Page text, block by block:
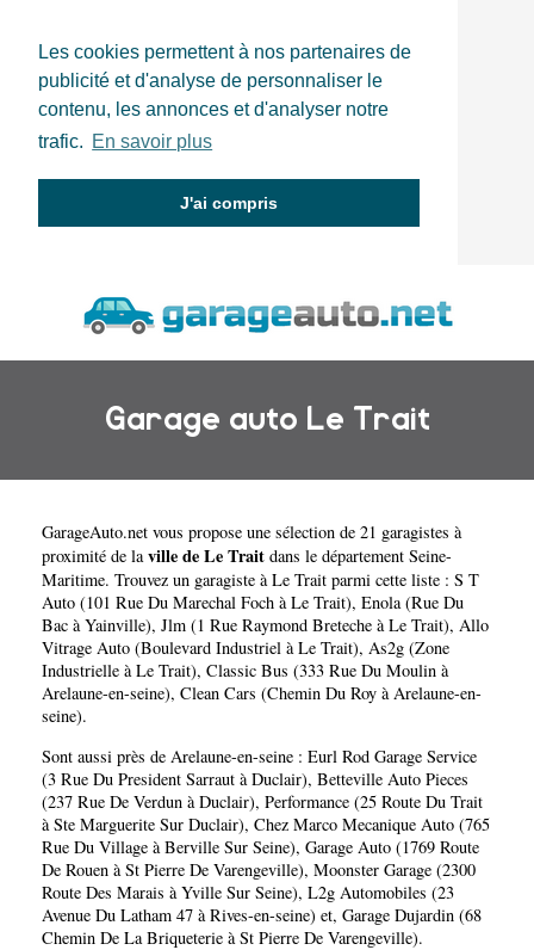
Les cookies permettent à nos partenaires de
publicité et d'analyse de personnaliser le
contenu, les annonces et d'analyser notre
trafic. En savoir plus
J'ai compris
Garage auto Le Trait
GarageAuto.net vous propose une sélection de 21 garagistes à
proximité de laville de Le Trait dans le département Seine-
Maritime. Trouvez un garagiste à Le Trait parmi cette liste : S T
Auto (101 Rue Du Marechal Foch à Le Trait), Enola (Rue Du
Bac à Yainville), Jlm (1 Rue Raymond Breteche à Le Trait), Allo
Vitrage Auto (Boulevard Industriel à Le Trait), As2g (Zone
Industrielle à Le Trait), Classic Bus (333 Rue Du Moulin à
Arelaune-en-seine), Clean Cars (Chemin Du Roy à Arelaune-en-
seine).
Sont aussi près de Arelaune-en-seine : Eurl Rod Garage Service
(3 Rue Du President Sarraut à Duclair), Betteville Auto Pieces
(237 Rue De Verdun à Duclair), Performance (25 Route Du Trait
à Ste Marguerite Sur Duclair), Chez Marco Mecanique Auto (765
Rue Du Village à Berville Sur Seine), Garage Auto (1769 Route
De Rouen à St Pierre De Varengeville), Moonster Garage (2300
Route Des Marais à Yville Sur Seine), L2g Automobiles (23
Avenue Du Latham 47 à Rives-en-seine) et, Garage Dujardin (68
Chemin De La Briqueterie à St Pierre De Varengeville).